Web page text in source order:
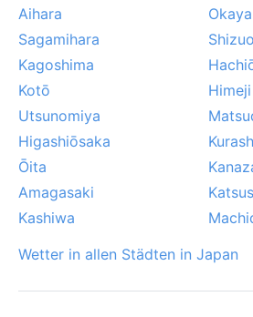
Aihara
Sagamihara
Kagoshima
Kotō
Himeji
Utsunomiya
Higashiōsaka
Ōita
Amagasaki
Kashiwa
Wetter in allen Städten in Japan